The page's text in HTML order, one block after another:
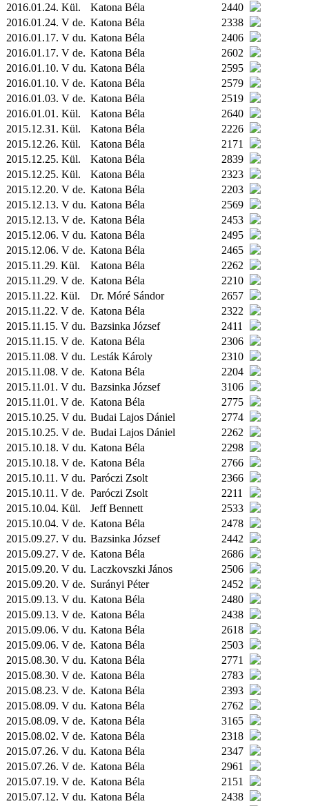
2016.01.24. Kül. Katona Béla
2440
2016.01.24. V de. Katona Béla
2338
2016.01.17. V du. Katona Béla
2406
2016.01.17. V de. Katona Béla
2602
2016.01.10. V du. Katona Béla
2595
2016.01.10. V de. Katona Béla
2579
2016.01.03. V de. Katona Béla
2519
2016.01.01. Kül. Katona Béla
2640
2015.12.31. Kül. Katona Béla
2226
2015.12.26. Kül. Katona Béla
2171
2015.12.25. Kül. Katona Béla
2839
2015.12.25. Kül. Katona Béla
2323
2015.12.20. V de. Katona Béla
2203
2015.12.13. V du. Katona Béla
2569
2015.12.13. V de. Katona Béla
2453
2015.12.06. V du. Katona Béla
2495
2015.12.06. V de. Katona Béla
2465
2015.11.29. Kül. Katona Béla
2262
2015.11.29. V de. Katona Béla
2210
2015.11.22. Kül. Dr. Móré Sándor
2657
2015.11.22. V de. Katona Béla
2322
2015.11.15. V du. Bazsinka József
2411
2015.11.15. V de. Katona Béla
2306
2015.11.08. V du. Lesták Károly
2310
2015.11.08. V de. Katona Béla
2204
2015.11.01. V du. Bazsinka József
3106
2015.11.01. V de. Katona Béla
2775
2015.10.25. V du. Budai Lajos Dániel
2774
2015.10.25. V de. Budai Lajos Dániel
2262
2015.10.18. V du. Katona Béla
2298
2015.10.18. V de. Katona Béla
2766
2015.10.11. V du. Paróczi Zsolt
2366
2015.10.11. V de. Paróczi Zsolt
2211
2015.10.04. Kül. Jeff Bennett
2533
2015.10.04. V de. Katona Béla
2478
2015.09.27. V du. Bazsinka József
2442
2015.09.27. V de. Katona Béla
2686
2015.09.20. V du. Laczkovszki János
2506
2015.09.20. V de. Surányi Péter
2452
2015.09.13. V du. Katona Béla
2480
2015.09.13. V de. Katona Béla
2438
2015.09.06. V du. Katona Béla
2618
2015.09.06. V de. Katona Béla
2503
2015.08.30. V du. Katona Béla
2771
2015.08.30. V de. Katona Béla
2783
2015.08.23. V de. Katona Béla
2393
2015.08.09. V du. Katona Béla
2762
2015.08.09. V de. Katona Béla
3165
2015.08.02. V de. Katona Béla
2318
2015.07.26. V du. Katona Béla
2347
2015.07.26. V de. Katona Béla
2961
2015.07.19. V de. Katona Béla
2151
2015.07.12. V du. Katona Béla
2438